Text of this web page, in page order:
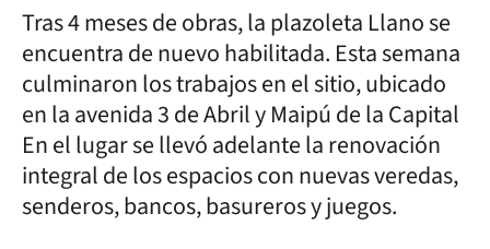
Tras 4 meses de obras, la plazoleta Llano se
encuentra de nuevo habilitada. Esta semana
culminaron los trabajos en el sitio, ubicado
en la avenida 3 de Abril y Maipú de la Capital
En el lugar se llevó adelante la renovación
integral de los espacios con nuevas veredas,
senderos, bancos, basureros y juegos.